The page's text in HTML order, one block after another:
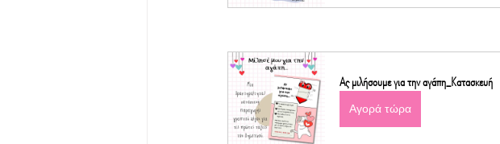
Ας μιλήσουμε για την αγάπη_Κατασκευή
Αγορά τώρα